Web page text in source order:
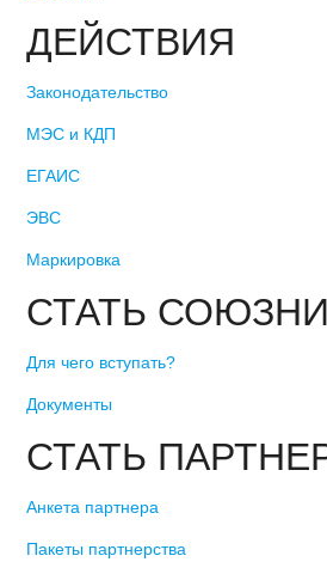
ДЕЙСТВИЯ
Законодательство
МЭС и КДП
ЕГАИС
ЭВС
Маркировка
СТАТЬ
Для чего вступать?
Документы
СТАТЬ
Анкета партнера
Пакеты партнерства